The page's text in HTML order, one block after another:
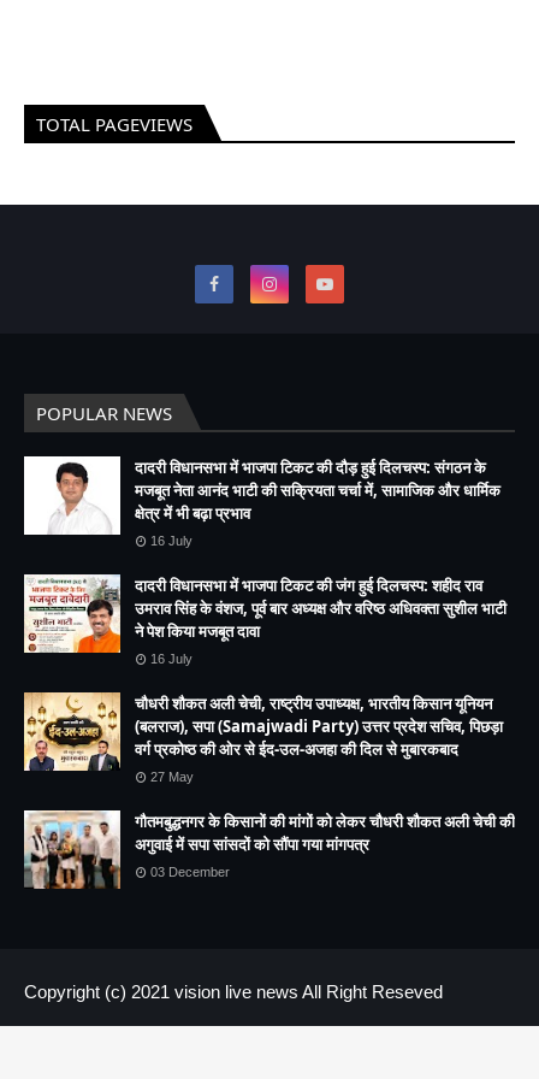
TOTAL PAGEVIEWS
POPULAR NEWS
दादरी विधानसभा में भाजपा टिकट की दौड़ हुई दिलचस्प: संगठन के
मजबूत नेता आनंद भाटी की सक्रियता चर्चा में, सामाजिक और धार्मिक
क्षेत्र में भी बढ़ा प्रभाव
16 July
दादरी विधानसभा में भाजपा टिकट की जंग हुई दिलचस्प: शहीद राव
उमराव सिंह के वंशज, पूर्व बार अध्यक्ष और वरिष्ठ अधिवक्ता सुशील भाटी
ने पेश किया मजबूत दावा
16 July
चौधरी शौकत अली चेची, राष्ट्रीय उपाध्यक्ष, भारतीय किसान यूनियन
(बलराज), सपा (Samajwadi Party) उत्तर प्रदेश सचिव, पिछड़ा
वर्ग प्रकोष्ठ की ओर से ईद-उल-अजहा की दिल से मुबारकबाद
27 May
गौतमबुद्धनगर के किसानों की मांगों को लेकर चौधरी शौकत अली चेची की
अगुवाई में सपा सांसदों को सौंपा गया मांगपत्र
03 December
Copyright (c) 2021 vision live news All Right Reseved